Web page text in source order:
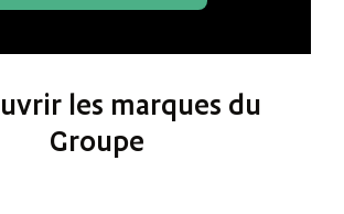
les marques du
Groupe